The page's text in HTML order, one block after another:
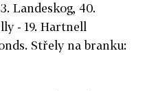
Landeskog, 40.
- 19. Hartnell
Střely na branku: